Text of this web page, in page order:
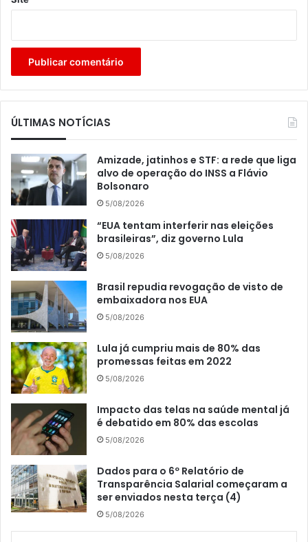
ÚLTIMAS NOTÍCIAS
Amizade, jatinhos e STF: a rede que liga
alvo de operação do INSS a Flávio
Bolsonaro
5/08/2026
“EUA tentam interferir nas eleições
brasileiras”, diz governo Lula
5/08/2026
Brasil repudia revogação de visto de
embaixadora nos EUA
5/08/2026
Lula já cumpriu mais de 80% das
promessas feitas em 2022
5/08/2026
Impacto das telas na saúde mental já
é debatido em 80% das escolas
5/08/2026
Dados para o 6º Relatório de
Transparência Salarial começaram a
ser enviados nesta terça (4)
5/08/2026